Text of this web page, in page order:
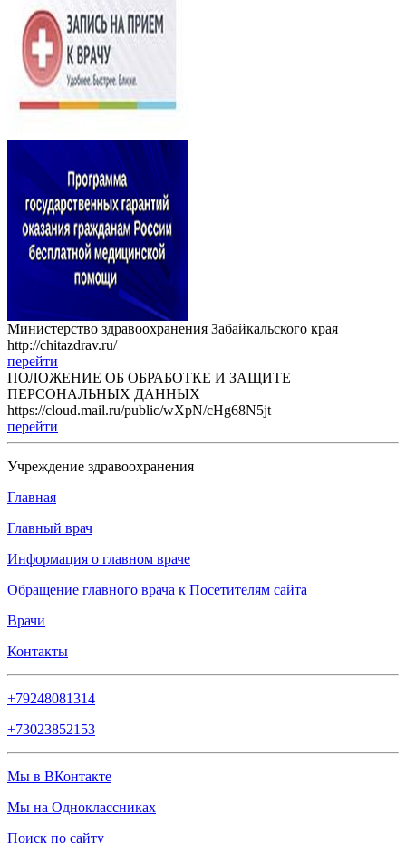
Министерство здравоохранения Забайкальского края
http://chitazdrav.ru/
перейти
ПОЛОЖЕНИЕ ОБ ОБРАБОТКЕ И ЗАЩИТЕ
ПЕРСОНАЛЬНЫХ ДАННЫХ
https://cloud.mail.ru/public/wXpN/cHg68N5jt
перейти
Учреждение здравоохранения
Главная
Главный врач
Информация о главном враче
Обращение главного врача к Посетителям сайта
Врачи
Контакты
+79248081314
+73023852153
Мы в ВКонтакте
Мы на Одноклассниках
Поиск по сайту